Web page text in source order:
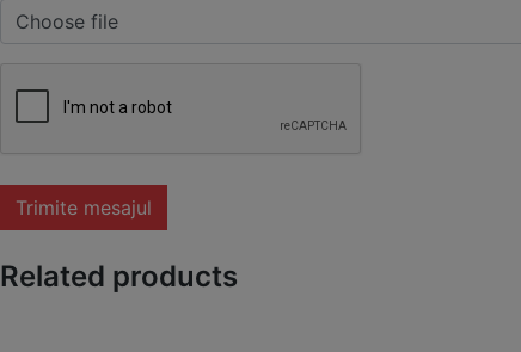
Choose file
Trimite mesajul
Related products